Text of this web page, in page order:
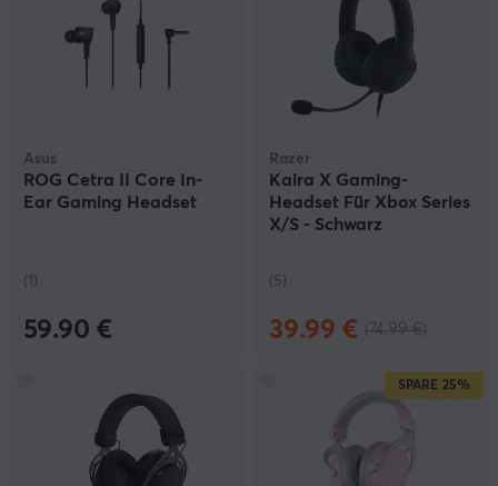
Asus
ROG Cetra II Core In-
Ear Gaming Headset
(1)
59.90 €
Razer
Kaira X Gaming-
Headset Für Xbox Series
X/S - Schwarz
(5)
39.99 €
SPARE 25%